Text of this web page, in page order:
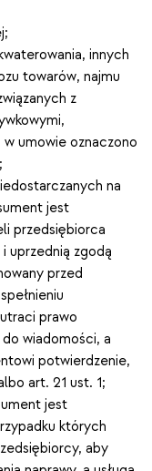
innych
towarów, najmu
z
umowie oznaczono
na
jest
przedsiębiorca
uprzednią zgodą
przed
prawo
wiadomości, a
potwierdzenie,
art. 21 ust. 1;
jest
których
aby